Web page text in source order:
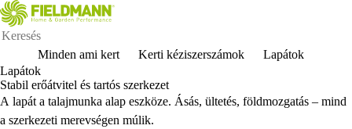
Minden ami kert Kerti kéziszerszámok
Lapátok
Lapátok
Stabil erőátvitel és tartós szerkezet
A lapát a talajmunka alap eszköze. Ásás, ültetés, földmozgatás – mind
a szerkezeti merevségen múlik.